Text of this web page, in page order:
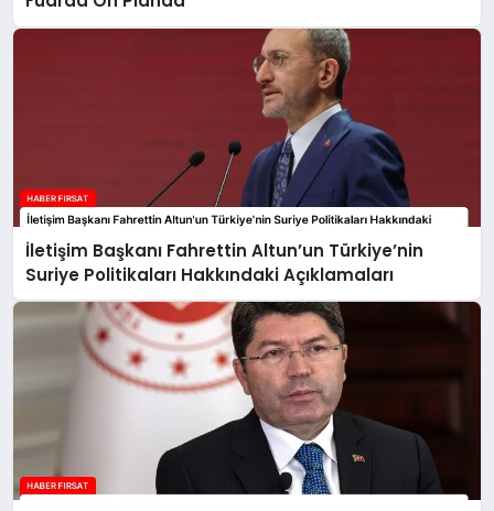
İletişim Başkanı Fahrettin Altun’un Türkiye’nin
Suriye Politikaları Hakkındaki Açıklamaları